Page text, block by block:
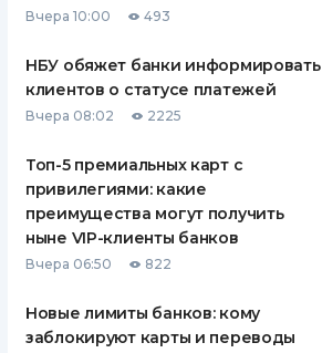
СТРАХОВАНИЮ
ВСЕ СТРАХОВЫЕ ПОЛИСЫ
ОТЗЫВЫ О СТРАХОВЫХ
КОМПАНИЯХ
Вчера 10:00 493
НБУ обяжет банки информировать
клиентов о статусе платежей
Вчера 08:02 2225
Топ-5 премиальных карт с
привилегиями: какие
преимущества могут получить
ныне VIP-клиенты банков
Вчера 06:50 822
Новые лимиты банков: кому
заблокируют карты и переводы